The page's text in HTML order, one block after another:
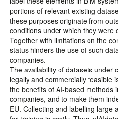
portions of relevant existing
these purposes originate from
conditions under which they were
Together with limitations on the
status hinders the use of such
companies.
The availability of datasets under
legally and commercially feasible
the benefits of AI-based methods
companies, and to make them
EU. Collecting and labelling large